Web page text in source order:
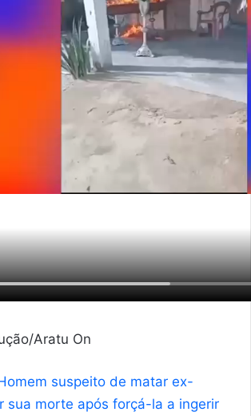
Aratu On
suspeito de matar ex-
sua morte após forçá-la a ingerir